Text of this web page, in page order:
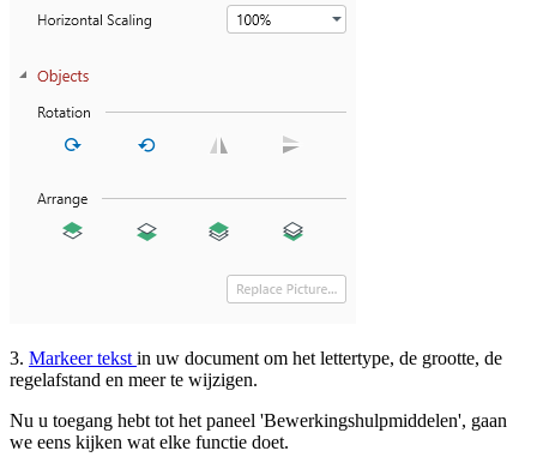
3. Markeer tekst in uw document om het lettertype, de grootte, de
regelafstand en meer te wijzigen.
Nu u toegang hebt tot het paneel 'Bewerkingshulpmiddelen', gaan
we eens kijken wat elke functie doet.